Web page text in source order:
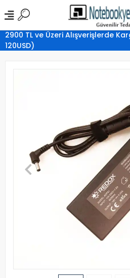
2900 TL ve Üzeri Alışverişlerde
120USD)